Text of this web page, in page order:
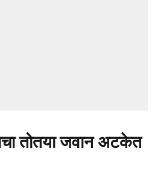
तोतया जवान अटकेत